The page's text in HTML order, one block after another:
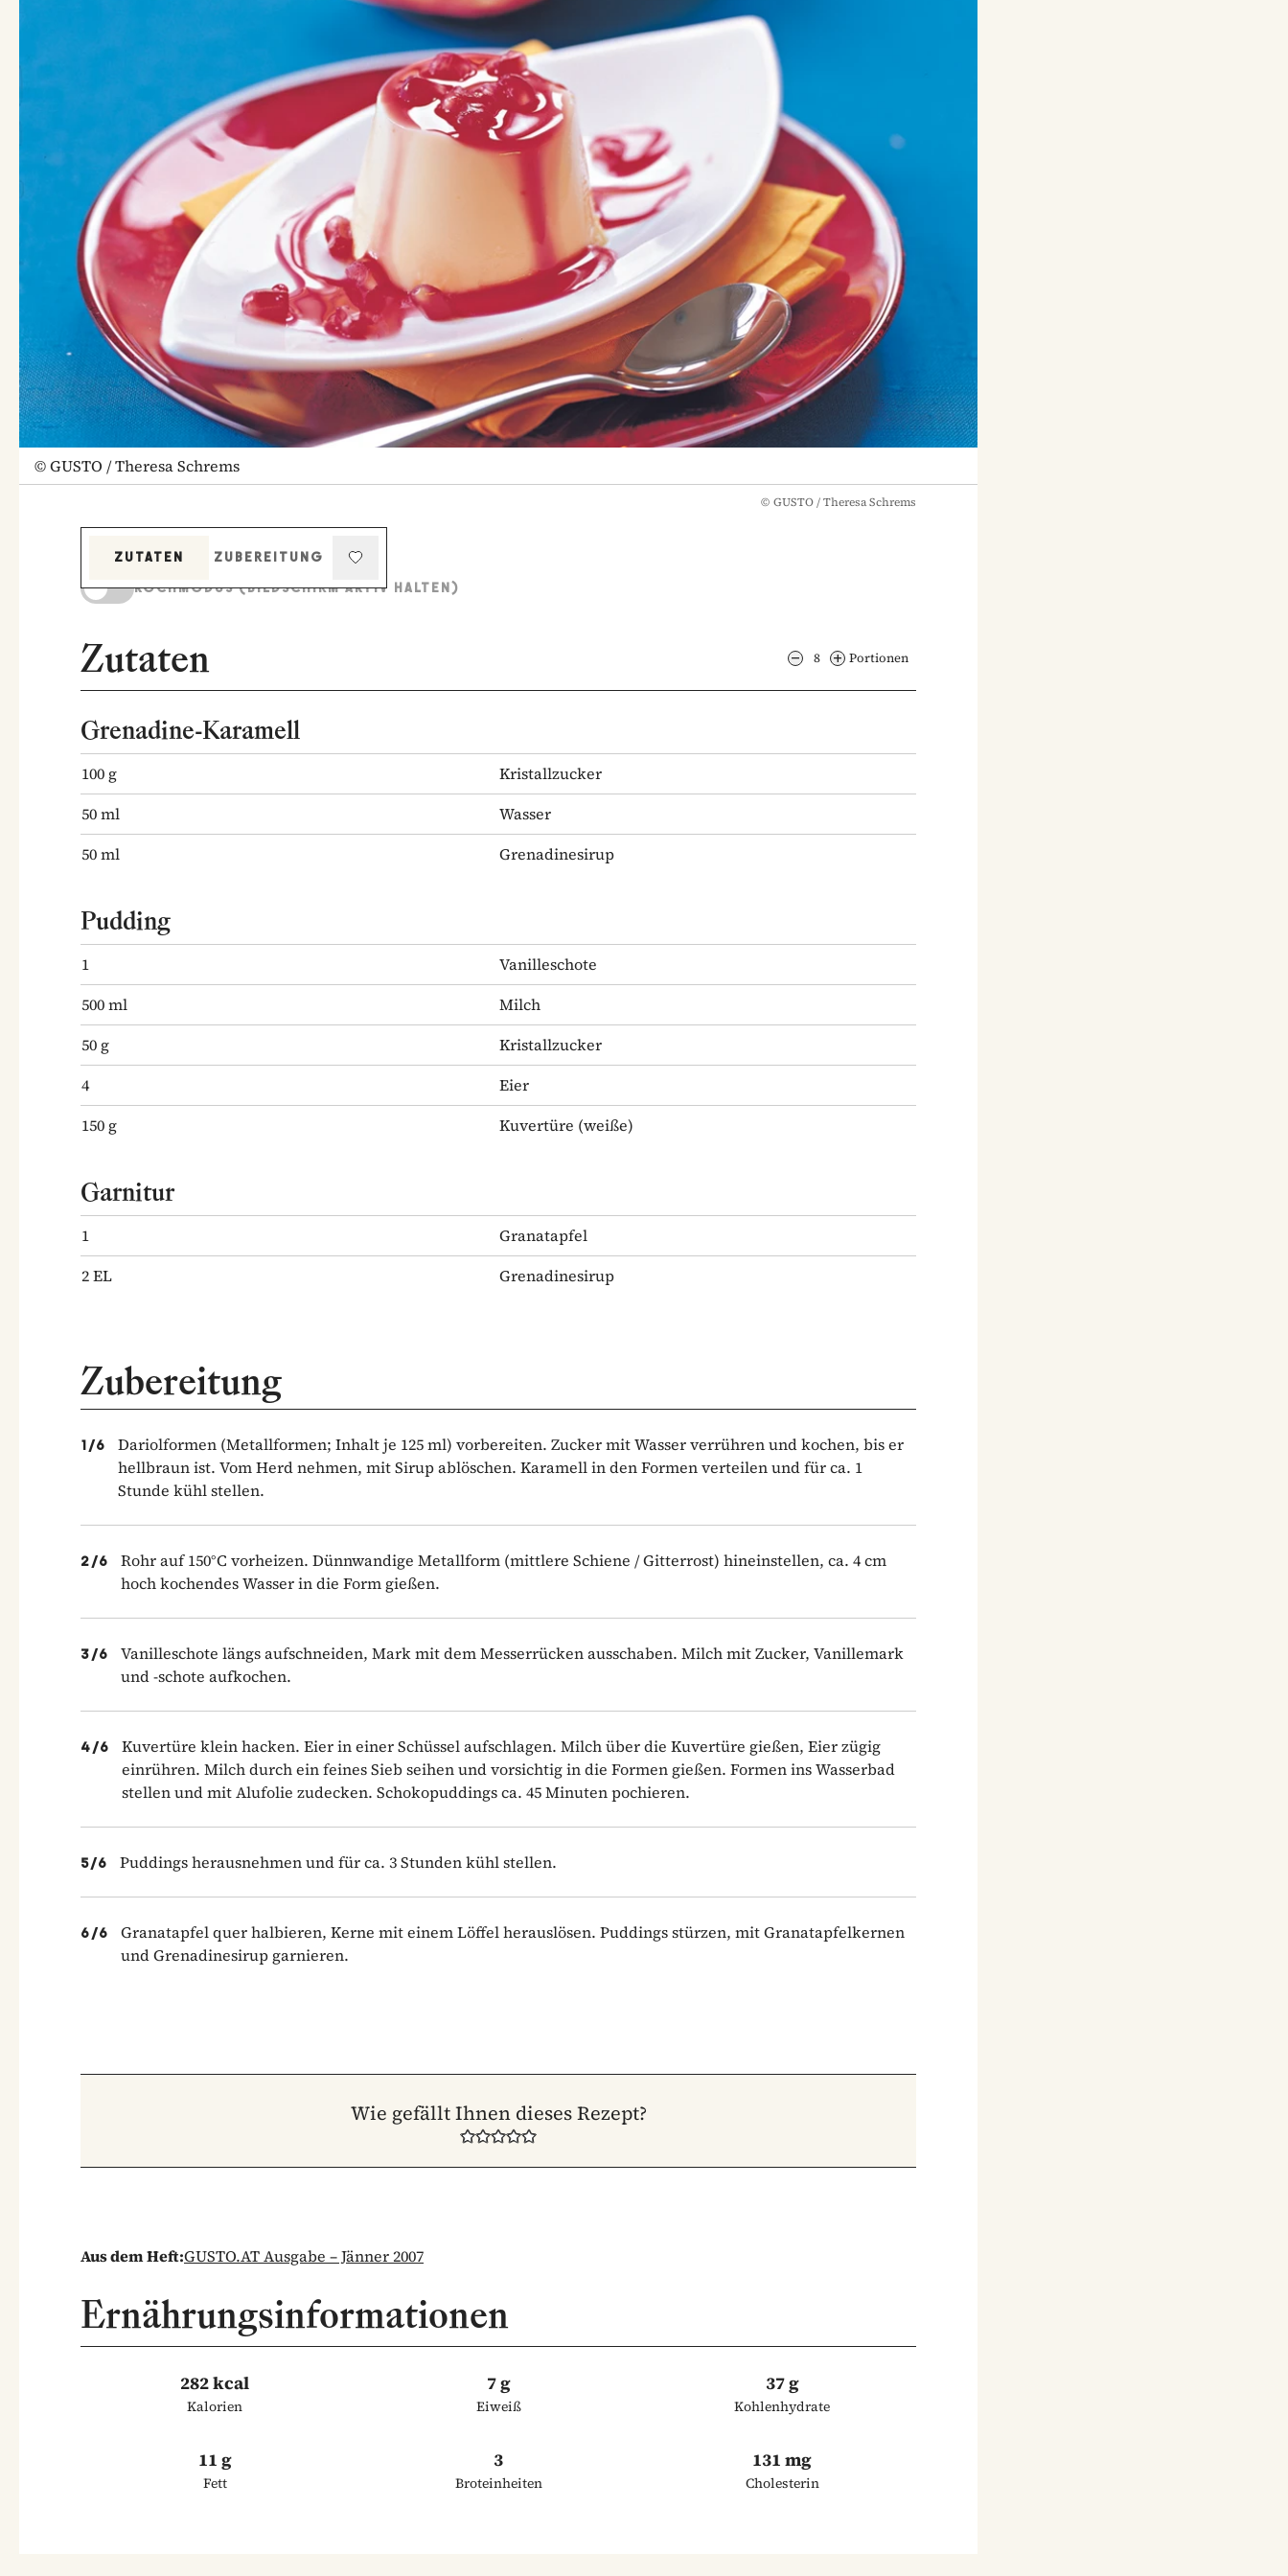
©GUSTO / Theresa Schrems
© GUSTO / Theresa Schrems
ZUTATEN
ZUBEREITUNG
KOCHMODUS (BILDSCHIRM AKTIV HALTEN)
Zutaten 8 Portionen
Grenadine-Karamell
100 g
Kristallzucker
50ml
Wasser
50ml Grenadinesirup
Pudding
1
Vanilleschote
500ml
Milch
50 g
Kristallzucker
4
Eier
150 g Kuvertüre (weiße)
Garnitur
1
Granatapfel
2EL Grenadinesirup
Zubereitung
1/6
Dariolformen (Metallformen; Inhalt je 125 ml) vorbereiten. Zucker mit Wasser verrühren und kochen, bis er
hellbraun ist. Vom Herd nehmen, mit Sirup ablöschen. Karamell in den Formen verteilen und für ca. 1
Stunde kühl stellen.
2/6
Rohr auf 150°C vorheizen. Dünnwandige Metallform (mittlere Schiene / Gitterrost) hineinstellen, ca. 4 cm
hoch kochendes Wasser in die Form gießen.
3/6
Vanilleschote längs aufschneiden, Mark mit dem Messerrücken ausschaben. Milch mit Zucker, Vanillemark
und -schote aufkochen.
4/6
Kuvertüre klein hacken. Eier in einer Schüssel aufschlagen. Milch über die Kuvertüre gießen, Eier zügig
einrühren. Milch durch ein feines Sieb seihen und vorsichtig in die Formen gießen. Formen ins Wasserbad
stellen und mit Alufolie zudecken. Schokopuddings ca. 45 Minuten pochieren.
5/6 Puddings herausnehmen und für ca. 3 Stunden kühl stellen.
6/6
Granatapfel quer halbieren, Kerne mit einem Löffel herauslösen. Puddings stürzen, mit Granatapfelkernen
und Grenadinesirup garnieren.
Wie gefällt Ihnen dieses Rezept?
Aus dem Heft:GUSTO.AT Ausgabe – Jänner 2007
Ernährungsinformationen
282 kcal
Kalorien
7 g
Eiweiß
37 g
Kohlenhydrate
11 g
Fett
3
Broteinheiten
131 mg
Cholesterin